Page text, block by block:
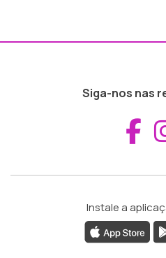
Siga-nos nas
Instale a